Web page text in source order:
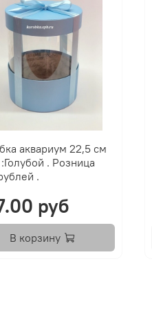
аквариум 22,5 см
. Розница
.
руб
В корзину